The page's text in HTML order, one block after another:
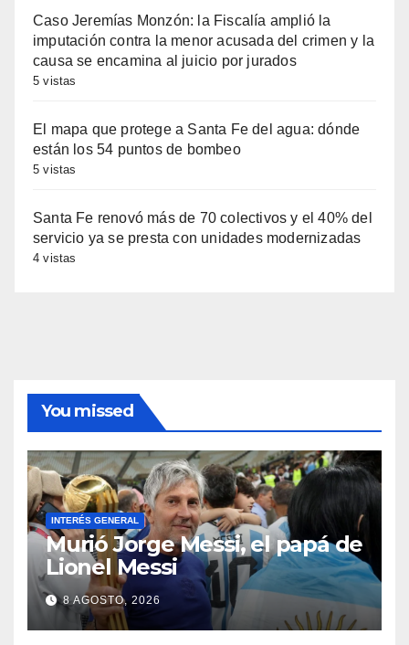
Caso Jeremías Monzón: la Fiscalía amplió la
imputación contra la menor acusada del crimen y la
causa se encamina al juicio por jurados
5 vistas
El mapa que protege a Santa Fe del agua: dónde
están los 54 puntos de bombeo
5 vistas
Santa Fe renovó más de 70 colectivos y el 40% del
servicio ya se presta con unidades modernizadas
4 vistas
You missed
INTERÉS GENERAL
Murió Jorge Messi, el papá de
Lionel Messi
8 AGOSTO, 2026